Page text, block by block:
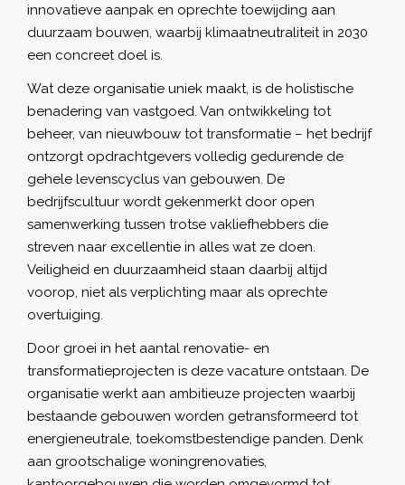
innovatieve aanpak en oprechte toewijding aan
duurzaam bouwen, waarbij klimaatneutraliteit in 2030
een concreet doel is.
Wat deze organisatie uniek maakt, is de holistische
benadering van vastgoed. Van ontwikkeling tot
beheer, van nieuwbouw tot transformatie – het bedrijf
ontzorgt opdrachtgevers volledig gedurende de
gehele levenscyclus van gebouwen. De
bedrijfscultuur wordt gekenmerkt door open
samenwerking tussen trotse vakliefhebbers die
streven naar excellentie in alles wat ze doen.
Veiligheid en duurzaamheid staan daarbij altijd
voorop, niet als verplichting maar als oprechte
overtuiging.
Door groei in het aantal renovatie- en
transformatieprojecten is deze vacature ontstaan. De
organisatie werkt aan ambitieuze projecten waarbij
bestaande gebouwen worden getransformeerd tot
energieneutrale, toekomstbestendige panden. Denk
aan grootschalige woningrenovaties,